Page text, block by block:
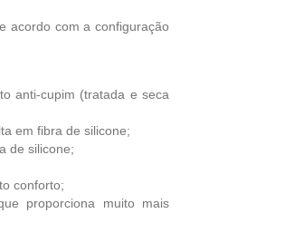
acordo com a configuração
anti-cupim (tratada e seca
em fibra de silicone;
de silicone;
conforto;
proporciona muito mais